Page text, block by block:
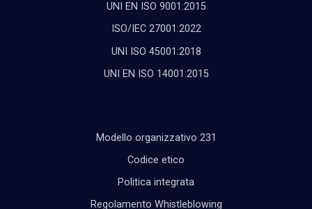
UNI EN ISO 9001:2015
ISO/IEC 27001:2022
UNI ISO 45001:2018
UNI EN ISO 14001:2015
Modello organizzativo 231
Codice etico
Politica integrata
Regolamento Whistleblowing